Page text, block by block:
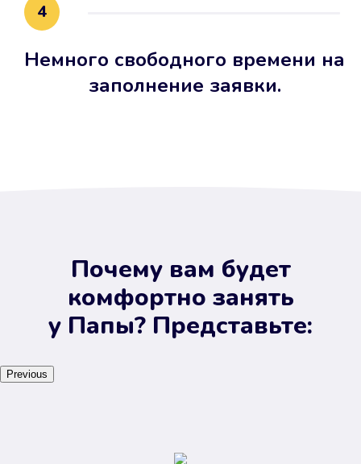
4
Немного свободного времени на
заполнение заявки.
Почему вам будет
комфортно занять
у Папы? Представьте:
Previous